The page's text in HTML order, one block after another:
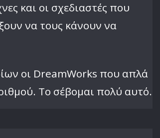
και οι σχεδιαστές που
να τους κάνουν να
οι DreamWorks που απλά
Το σέβομαι πολύ αυτό.